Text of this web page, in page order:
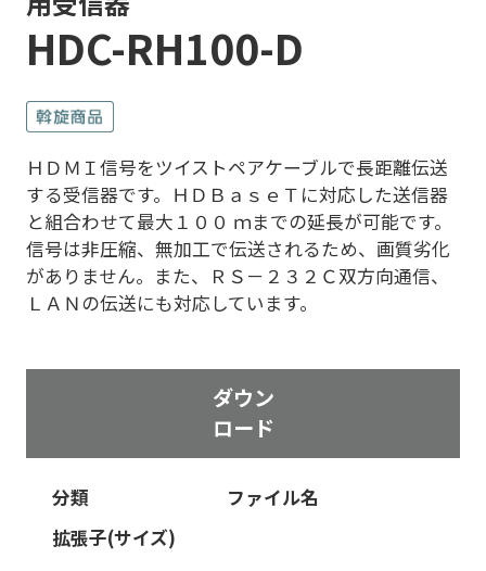
HDC-RH100-D
ＨＤＭＩ信号をツイストペアケーブルで長距離伝送
する受信器です。ＨＤＢａｓｅＴに対応した送信器
と組合わせて最大１００ ｍまでの延長が可能です。
信号は非圧縮、無加工で伝送されるため、画質劣化
がありません。また、ＲＳ－２３２Ｃ双方向通信、
ＬＡＮの伝送にも対応しています。
ダウン
ロード
分類
ファイル名
拡張子(サイズ)